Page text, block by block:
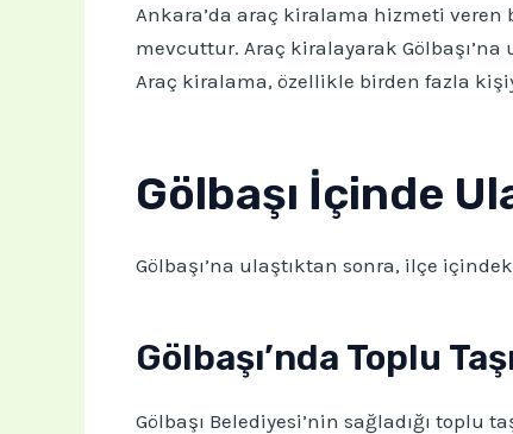
Ankara’da araç kiralama hizmeti
mevcuttur. Araç kiralayarak
Araç kiralama, özellikle birden fazla
Gölbaşı İçinde
Gölbaşı’na ulaştıktan sonra, ilçe
Gölbaşı’nda Toplu
Gölbaşı Belediyesi’nin sağladığı toplu